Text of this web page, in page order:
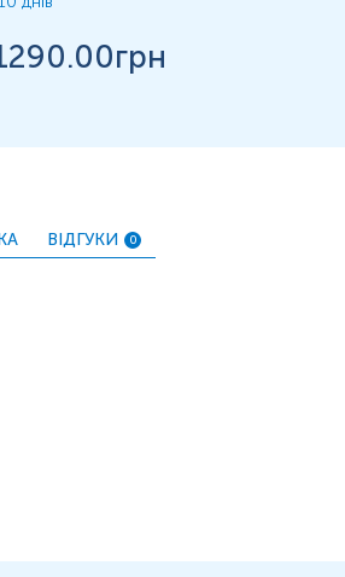
.00грн
ВІДГУКИ 0